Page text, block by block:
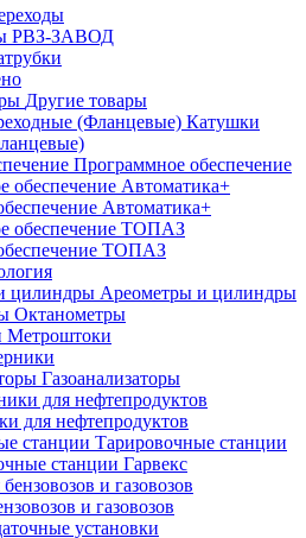
РВЗ-ЗАВОД
Другие товары
Катушки
Программное обеспечение
Автоматика+
ТОПАЗ
Ареометры и цилиндры
Октанометры
Метроштоки
Газоанализаторы
для нефтепродуктов
Тарировочные станции
станции Гарвекс
и газовозов